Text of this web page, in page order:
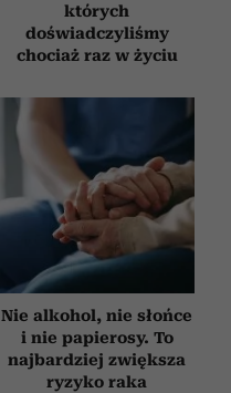
których
doświadczyliśmy
chociaż raz w życiu
Nie alkohol, nie słońce
i nie papierosy. To
najbardziej zwiększa
ryzyko raka